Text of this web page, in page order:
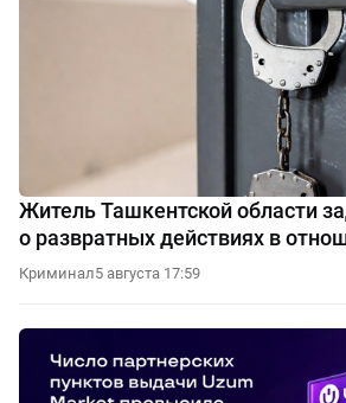
Житель Ташкентской области
о развратных действиях в
Криминал5 августа 17:59